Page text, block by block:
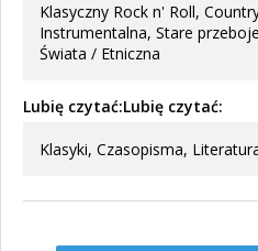
Klasyczny Rock n' Roll,
Instrumentalna, Stare
Świata / Etniczna
Lubię czytać:Lubię czytać:
Klasyki, Czasopisma,